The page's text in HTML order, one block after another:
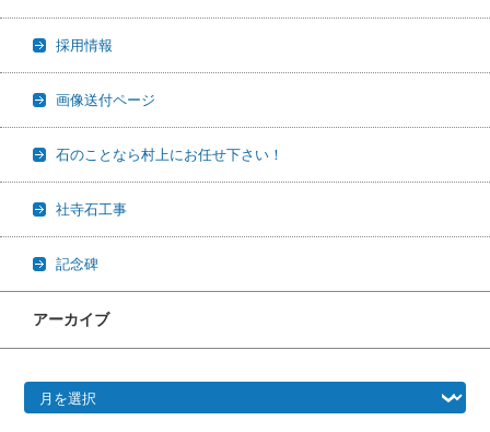
採用情報
画像送付ページ
石のことなら村上にお任せ下さい！
社寺石工事
記念碑
アーカイブ